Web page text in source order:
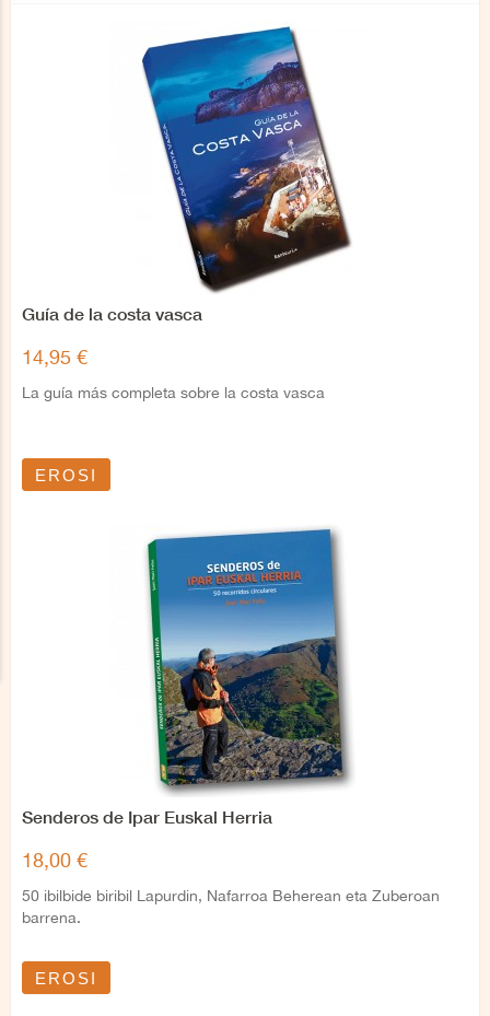
Guía de la costa vasca
14,95 €
La guía más completa sobre la costa vasca
EROSI
Senderos de Ipar Euskal Herria
18,00 €
50 ibilbide biribil Lapurdin, Nafarroa Beherean eta Zuberoan
barrena.
EROSI